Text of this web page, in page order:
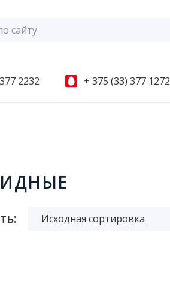
2232 + 375 (33) 377 1272